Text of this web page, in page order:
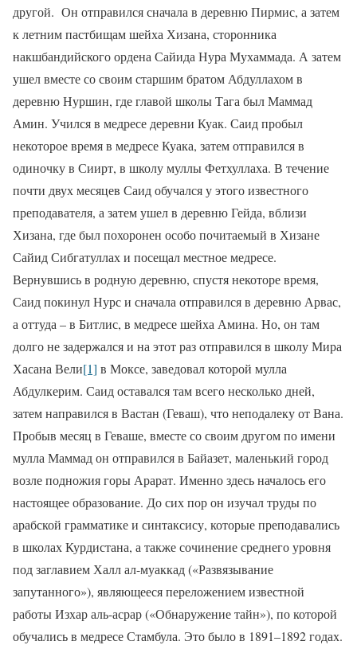
другой. Он отправился сначала в деревню Пирмис, а затем
к летним пастбищам шейха Хизана, сторонника
накшбандийского ордена Сайида Нура Мухаммада. А затем
ушел вместе со своим старшим братом Абдуллахом в
деревню Нуршин, где главой школы Тага был Маммад
Амин. Учился в медресе деревни Куак. Саид пробыл
некоторое время в медресе Куака, затем отправился в
одиночку в Сиирт, в школу муллы Фетхуллаха. В течение
почти двух месяцев Саид обучался у этого известного
преподавателя, а затем ушел в деревню Гейда, вблизи
Хизана, где был похоронен особо почитаемый в Хизане
Сайид Сибгатуллах и посещал местное медресе.
Вернувшись в родную деревню, спустя некоторе время,
Саид покинул Нурс и сначала отправился в деревню Арвас,
а оттуда – в Битлис, в медресе шейха Амина. Но, он там
долго не задержался и на этот раз отправился в школу Мира
Хасана Вели[1] в Моксе, заведовал которой мулла
Абдулкерим. Саид оставался там всего несколько дней,
затем направился в Вастан (Геваш), что неподалеку от Вана.
Пробыв месяц в Геваше, вместе со своим другом по имени
мулла Маммад он отправился в Байазет, маленький город
возле подножия горы Арарат. Именно здесь началось его
настоящее образование. До сих пор он изучал труды по
арабской грамматике и синтаксису, которые преподавались
в школах Курдистана, а также сочинение среднего уровня
под заглавием Халл ал-муаккад («Развязывание
запутанного»), являющееся переложением известной
работы Изхар аль-асрар («Обнаружение тайн»), по которой
обучались в медресе Стамбула. Это было в 1891–1892 годах.